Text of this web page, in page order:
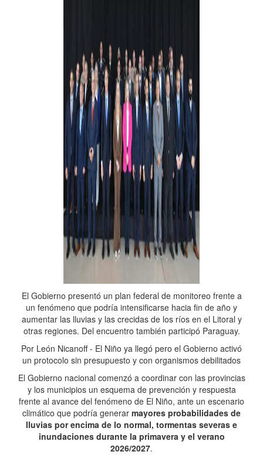
El Gobierno presentó un plan federal de monitoreo frente a
un fenómeno que podría intensificarse hacia fin de año y
aumentar las lluvias y las crecidas de los ríos en el Litoral y
otras regiones. Del encuentro también participó Paraguay.
Por León Nicanoff - El Niño ya llegó pero el Gobierno activó
un protocolo sin presupuesto y con organismos debilitados
El Gobierno nacional comenzó a coordinar con las provincias
y los municipios un esquema de prevención y respuesta
frente al avance del fenómeno de El Niño, ante un escenario
climático que podría generar mayores probabilidades de
lluvias por encima de lo normal, tormentas severas e
inundaciones durante la primavera y el verano
2026/2027.